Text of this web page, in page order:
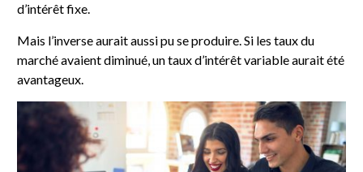
d’intérêt fixe.
Mais l’inverse aurait aussi pu se produire. Si les taux du
marché avaient diminué, un taux d’intérêt variable aurait été
avantageux.